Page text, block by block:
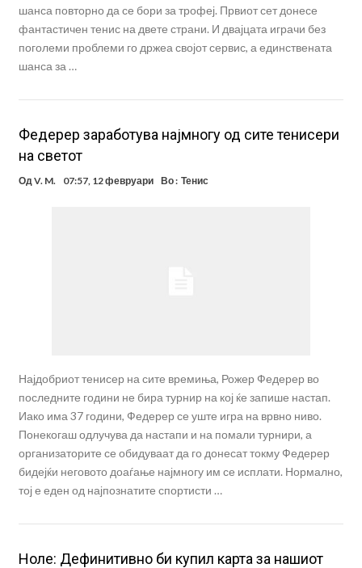
шанса повторно да се бори за трофеј. Првиот сет донесе
фантастичен тенис на двете страни. И двајцата играчи без
поголеми проблеми го држеа својот сервис, а единствената
шанса за …
Федерер заработува најмногу од сите тенисери
на светот
ОдV. M. 07:57, 12 февруари Во : Тенис
Најдобриот тенисер на сите времиња, Рожер Федерер во
последните години не бира турнир на кој ќе запише настап.
Иако има 37 години, Федерер се уште игра на врвно ниво.
Понекогаш одлучува да настапи и на помали турнири, а
организаторите се обидуваат да го донесат токму Федерер
бидејќи неговото доаѓање најмногу им се исплати. Нормално,
тој е еден од најпознатите спортисти …
Ноле: Дефинитивно би купил карта за нашиот